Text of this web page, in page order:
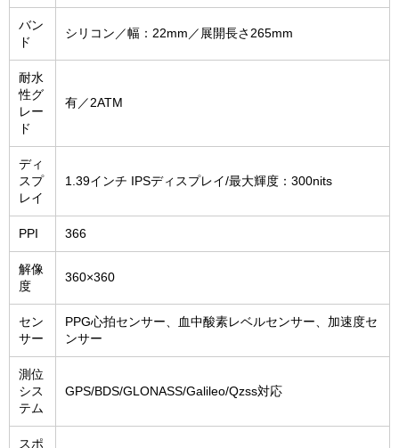
バン
ド
シリコン／幅：22mm／展開長さ265mm
耐水
性グ
レー
ド
有／2ATM
ディ
スプ
レイ
1.39インチ IPSディスプレイ/最大輝度：300nits
PPI 366
解像
度
360×360
セン
サー
PPG心拍センサー、血中酸素レベルセンサー、加速度セ
ンサー
測位
シス
テム
GPS/BDS/GLONASS/Galileo/Qzss対応
スポ